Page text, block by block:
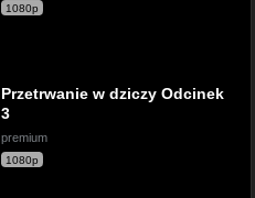
1080p
Przetrwanie w dziczy Odcinek
3
premium
1080p